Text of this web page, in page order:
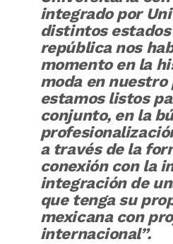
integrado por
distintos estados
república nos
momento en la
moda en nuestro
estamos listos
conjunto, en la
a través de la
conexión con la
integración de
que tenga su
mexicana con
internacional”.